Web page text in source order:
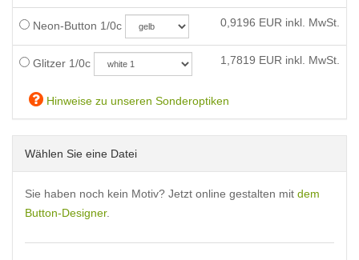
Neon-Button 1/0c 0,9196 EUR inkl. MwSt.
Glitzer 1/0c 1,7819 EUR inkl. MwSt.
Hinweise zu unseren Sonderoptiken
Wählen Sie eine Datei
Sie haben noch kein Motiv? Jetzt online gestalten mit dem
Button-Designer.